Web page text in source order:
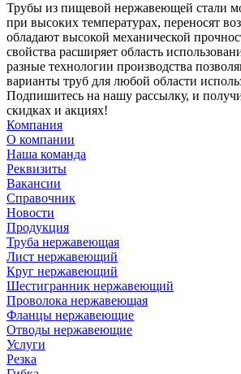
Трубы из пищевой нержавеющей стали
при высоких температурах, переносят
обладают высокой механической
свойства расширяет область
разные технологии производства
варианты труб для любой области
Подпишитесь на нашу рассылку, и
скидках и акциях!
Компания
О компании
Наша команда
Реквизиты
Вакансии
Справочник
Новости
Продукция
Труба нержавеющая
Лист нержавеющий
Круг нержавеющий
Шестигранник нержавеющий
Проволока нержавеющая
Фланцы нержавеющие
Отводы нержавеющие
Услуги
Резка